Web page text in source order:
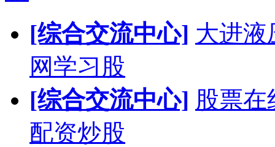
[综合交流中心] 大进液
网学习股
[综合交流中心] 股票
配资炒股